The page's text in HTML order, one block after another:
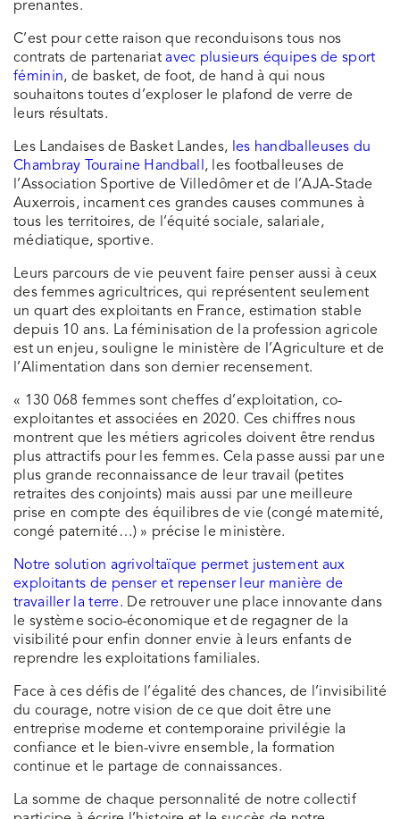
prenantes.
C’est pour cette raison que reconduisons tous nos
contrats de partenariatavec plusieurs équipes de sport
féminin, de basket, de foot, de hand à qui nous
souhaitons toutes d’exploser le plafond de verre de
leurs résultats.
Les Landaises de Basket Landes, les handballeuses du
Chambray Touraine Handball , les footballeuses de
l’Association Sportive de Villedômer et de l’AJA-Stade
Auxerrois, incarnent ces grandes causes communes à
tous les territoires, de l’équité sociale, salariale,
médiatique, sportive.
Leurs parcours de vie peuvent faire penser aussi à ceux
des femmes agricultrices, qui représentent seulement
un quart des exploitants en France, estimation stable
depuis 10 ans. La féminisation de la profession agricole
est un enjeu, souligne le ministère de l’Agriculture et de
l’Alimentation dans son dernier recensement.
« 130 068 femmes sont cheffes d’exploitation, co-
exploitantes et associées en 2020. Ces chiffres nous
montrent que les métiers agricoles doivent être rendus
plus attractifs pour les femmes. Cela passe aussi par une
plus grande reconnaissance de leur travail (petites
retraites des conjoints) mais aussi par une meilleure
prise en compte des équilibres de vie (congé maternité,
congé paternité…) » précise le ministère.
Notre solution agrivoltaïque permet justement aux
exploitants de penser et repenser leur manière de
travailler la terre. De retrouver une place innovante dans
le système socio-économique et de regagner de la
visibilité pour enfin donner envie à leurs enfants de
reprendre les exploitations familiales.
Face à ces défis de l’égalité des chances, de l’invisibilité
du courage, notre vision de ce que doit être une
entreprise moderne et contemporaine privilégie la
confiance et le bien-vivre ensemble, la formation
continue et le partage de connaissances.
La somme de chaque personnalité de notre collectif